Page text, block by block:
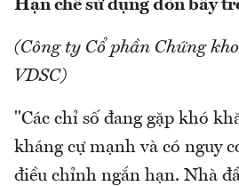
Hạn chế sử dụng đòn bẩy
(Công ty Cổ phần Chứng
VDSC)
"Các chỉ số đang gặp khó
kháng cự mạnh và có nguy
điều chỉnh ngắn hạn. Nhà